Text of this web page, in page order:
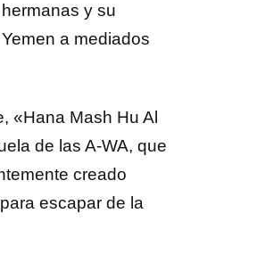
y su
a mediados
«Hana Mash Hu Al
de las A-WA, que
creado
escapar de la